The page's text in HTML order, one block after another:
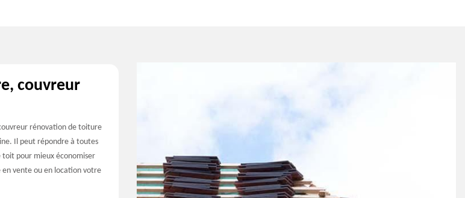
couvreur
rénovation de toiture
Il peut répondre à toutes
toit pour mieux économiser
vente ou en location votre